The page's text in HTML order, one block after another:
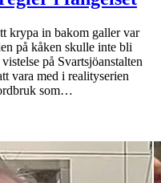
krypa in bakom galler var
på kåken skulle inte bli
på Svartsjöanstalten
vara med i realityserien
som…